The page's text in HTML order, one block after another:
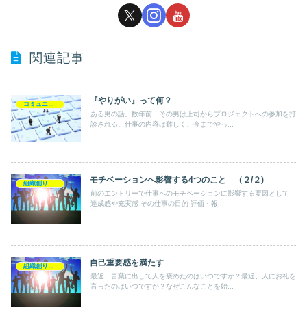
関連記事
コミュニケーション 『やりがい』って何？
ある男の話。数年前、その男は上司からプロジェクトへの参加を打
診される。仕事の内容は難しく、今までやっ...
組織創り・企業創り モチベーションへ影響する4つのこと （２/２)
前のエントリーで仕事へのモチベーションに影響する要因として
達成感や充実感 その仕事の目的 評価・報...
組織創り・企業創り 自己重要感を満たす
最近、言葉に出して人を褒めたのはいつですか？最近、人にお礼を
言ったのはいつですか？なぜこんなことを始...